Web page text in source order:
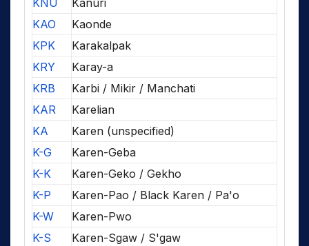
KNU
Kanuri
KAO
Kaonde
KPK
Karakalpak
KRY
Karay-a
KRB
Karbi / Mikir / Manchati
KAR
Karelian
KA
Karen (unspecified)
K-G
Karen-Geba
K-K
Karen-Geko / Gekho
K-P
Karen-Pao / Black Karen / Pa'o
K-W
Karen-Pwo
K-S
Karen-Sgaw / S'gaw